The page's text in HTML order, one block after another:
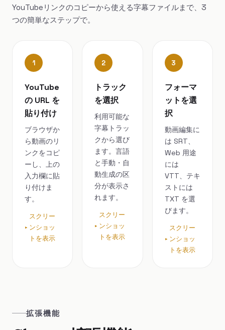
YouTubeリンクのコピーから使える字幕ファイルまで、3
つの簡単なステップで。
1
YouTube
の URL を
貼り付け
ブラウザか
ら動画のリ
ンクをコピ
ーし、上の
入力欄に貼
り付けま
す。
スクリー
ンショッ
トを表示
2
トラック
を選択
利用可能な
字幕トラッ
クから選び
ます。言語
と手動・自
動生成の区
分が表示さ
れます。
スクリー
ンショッ
トを表示
3
フォーマ
ットを選
択
動画編集に
は SRT、
Web 用途
には
VTT、テキ
ストには
TXT を選
びます。
スクリー
ンショッ
トを表示
拡張機能